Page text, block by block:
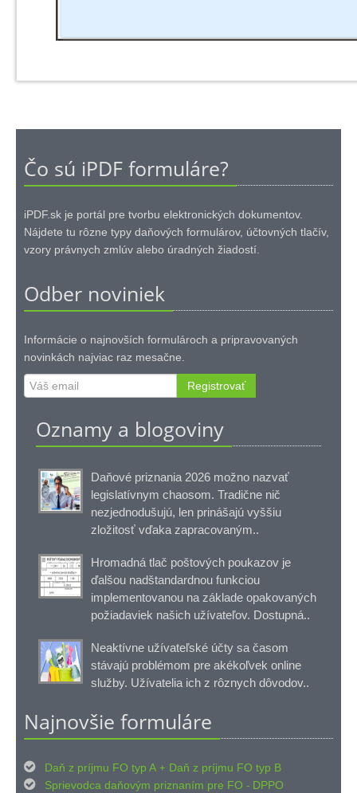
Čo sú iPDF formuláre?
iPDF.sk je portál pre tvorbu elektronických dokumentov.
Nájdete tu rôzne typy daňových formulárov, účtovných tlačív,
vzory právnych zmlúv alebo úradných žiadostí.
Odber noviniek
Informácie o najnovších formulároch a pripravovaných
novinkách najviac raz mesačne.
Registrovať
Oznamy a blogoviny
Daňové priznania 2026 možno nazvať
legislatívnym chaosom. Tradične nič
nezjednodušujú, len prinášajú vyššiu
zložitosť vďaka zapracovaným..
Hromadná tlač poštových poukazov je
ďalšou nadštandardnou funkciou
implementovanou na základe opakovaných
požiadaviek našich užívateľov. Dostupná..
Neaktívne užívateľské účty sa časom
stávajú problémom pre akékoľvek online
služby. Užívatelia ich z rôznych dôvodov..
Najnovšie formuláre
 Daň z príjmu FO typ A + Daň z príjmu FO typ B

Sprievodca daňovým priznaním pre FO - DPPO